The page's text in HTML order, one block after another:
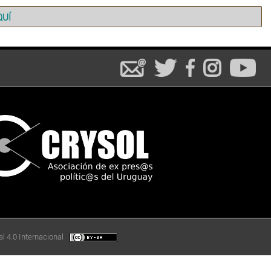
4.0 Internacional